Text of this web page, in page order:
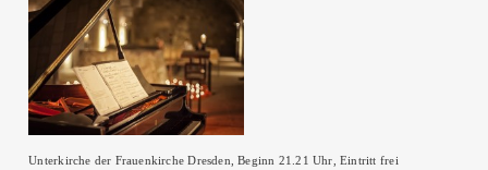
Unterkirche der Frauenkirche Dresden, Beginn 21.21 Uhr, Eintritt frei